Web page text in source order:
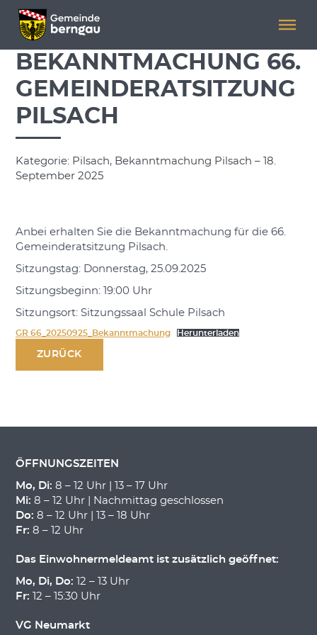
Menü überspringen
Menü überspringen
BEKANNTMACHUNG 66.
GEMEINDERATSITZUNG
PILSACH
Kategorie: Pilsach, Bekanntmachung Pilsach – 18.
September 2025
Anbei erhalten Sie die Bekanntmachung für die 66.
Gemeinderatsitzung Pilsach.
Sitzungstag: Donnerstag, 25.09.2025
Sitzungsbeginn: 19:00 Uhr
Sitzungsort: Sitzungssaal Schule Pilsach
GR 66_20250925_Bekanntmachung Herunterladen
ZURÜCK
ÖFFNUNGSZEITEN
Mo, Di: 8 – 12 Uhr | 13 – 17 Uhr
Mi: 8 – 12 Uhr | Nachmittag geschlossen
Do: 8 – 12 Uhr | 13 – 18 Uhr
Fr: 8 – 12 Uhr
Das Einwohnermeldeamt ist zusätzlich geöffnet:
Mo, Di, Do: 12 – 13 Uhr
Fr: 12 – 15:30 Uhr
VG Neumarkt